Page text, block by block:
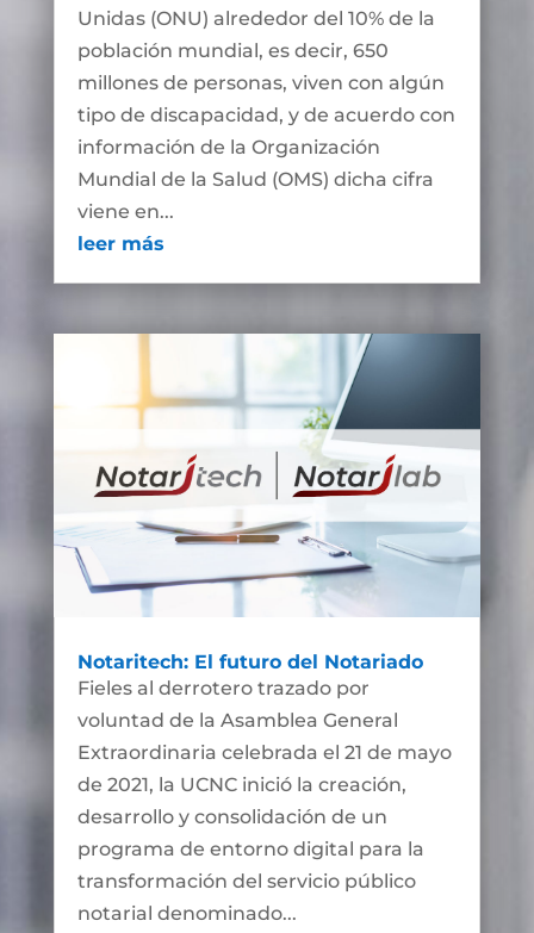
Unidas (ONU) alrededor del 10% de la
población mundial, es decir, 650
millones de personas, viven con algún
tipo de discapacidad, y de acuerdo con
información de la Organización
Mundial de la Salud (OMS) dicha cifra
viene en...
leer más
Notaritech: El futuro del Notariado
Fieles al derrotero trazado por
voluntad de la Asamblea General
Extraordinaria celebrada el 21 de mayo
de 2021, la UCNC inició la creación,
desarrollo y consolidación de un
programa de entorno digital para la
transformación del servicio público
notarial denominado...